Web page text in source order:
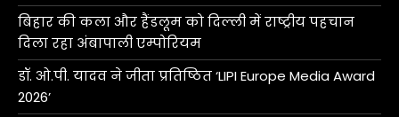
बिहार की कला और हैंडलूम को दिल्ली में राष्ट्रीय पहचान
दिला रहा अंबापाली एम्पोरियम
डॉ. ओ.पी. यादव ने जीता प्रतिष्ठित ‘LIPI Europe Media Award
2026’